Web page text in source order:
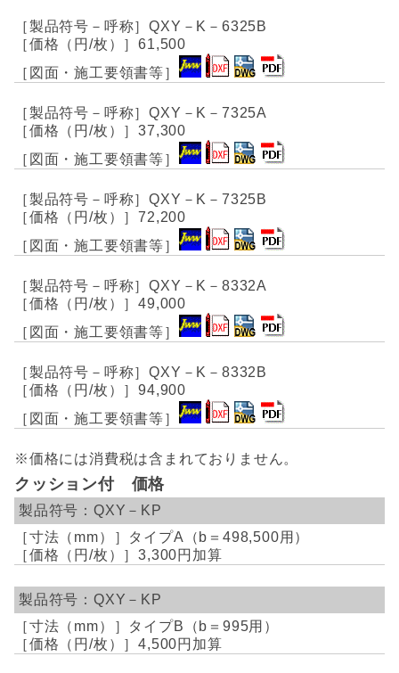
QXY－K－6325B
61,500
QXY－K－7325A
37,300
QXY－K－7325B
72,200
QXY－K－8332A
49,000
QXY－K－8332B
94,900
※価格には消費税は含まれておりません。
クッション付 価格
QXY－KP
タイプA（b＝498,500用）
3,300円加算
QXY－KP
タイプB（b＝995用）
4,500円加算